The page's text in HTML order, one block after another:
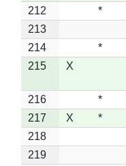
212
*
213
214
*
215
X
216
*
217
X *
218
219